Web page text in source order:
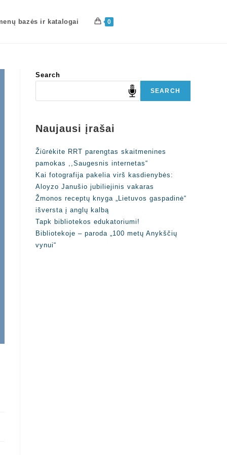
bazės ir katalogai 0
Search
SEARCH
Naujausi įrašai
Žiūrėkite RRT parengtas skaitmenines
pamokas ,,Saugesnis internetas“
Kai fotografija pakelia virš kasdienybės:
Aloyzo Janušio jubiliejinis vakaras
Žmonos receptų knyga „Lietuvos gaspadinė“
išversta į anglų kalbą
Tapk bibliotekos edukatoriumi!
Bibliotekoje – paroda „100 metų Anykščių
vynui“